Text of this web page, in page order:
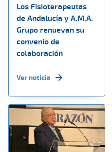
Los Fisioterapeutas
de Andalucía y A.M.A.
Grupo renuevan su
convenio de
colaboración
Ver noticia